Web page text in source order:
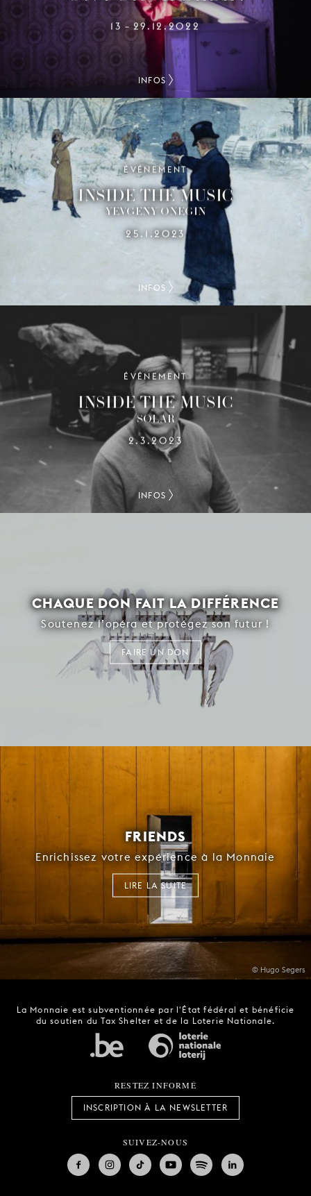
13 –29.12.2022
INFOS
ÉVÉNEMENT
INSIDE THE MUSIC
YEVGENY ONEGIN
25.1.2023
INFOS
ÉVÉNEMENT
INSIDE THE MUSIC
SOLAR
2.3.2023
INFOS
CHAQUE DON FAIT LA DIFFÉRENCE
Soutenez l’opéra et protégez son futur !
FAIRE UN DON
© Hugo Segers
FRIENDS
Enrichissez votre expérience à la Monnaie
LIRE LA SUITE
La Monnaie est subventionnée par l'État fédéral et bénéficie
du soutien du Tax Shelter et de la Loterie Nationale.
RESTEZ INFORMÉ
INSCRIPTION À LA NEWSLETTER
SUIVEZ-NOUS